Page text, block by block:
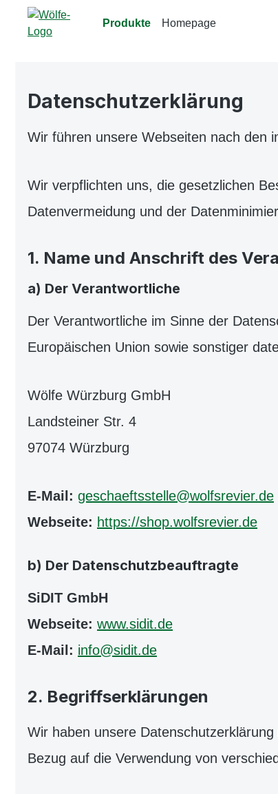
Hauptinhalt springen
Zur Suche springen
Zur Hauptnavigation springen
Produkte Homepage
Datenschutzerklärung
Wir führen unsere Webseiten nach den
Wir verpflichten uns, die gesetzlichen
Datenvermeidung und der
1. Name und Anschrift des
a) Der Verantwortliche
Der Verantwortliche im Sinne der
Europäischen Union sowie sonstiger
Wölfe Würzburg GmbH
Landsteiner Str. 4
97074 Würzburg
E-Mail: geschaeftsstelle@wolfsrevier.de
Webseite: https://shop.wolfsrevier.de
b) Der Datenschutzbeauftragte
SiDIT GmbH
Webseite: www.sidit.de
E-Mail: info@sidit.de
2. Begriffserklärungen
Wir haben unsere
Bezug auf die Verwendung von